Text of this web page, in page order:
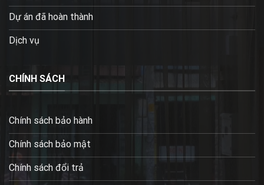
Dự án đã hoàn thành
Dịch vụ
CHÍNH SÁCH
Chính sách bảo hành
Chính sách bảo mật
Chính sách đổi trả